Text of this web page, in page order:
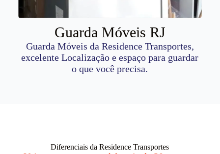
Guarda Móveis RJ
Guarda Móveis da Residence Transportes,
excelente Localização e espaço para guardar
o que você precisa.
Diferenciais da Residence Transportes